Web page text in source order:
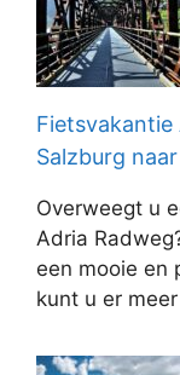
Fietsvakantie
Salzburg
Overweegt u
Adria
een mooie en
kunt u er